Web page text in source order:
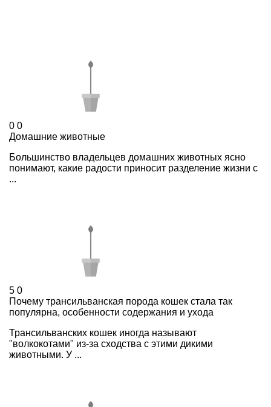
0 0
Домашние животные
Большинство владельцев домашних животных ясно
понимают, какие радости приносит разделение жизни с
...
5 0
Почему трансильванская порода кошек стала так
популярна, особенности содержания и ухода
Трансильванских кошек иногда называют
"волкокотами" из-за сходства с этими дикими
животными. У ...